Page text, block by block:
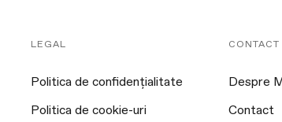
LEGAL
Politica de confidențialitate
Politica de cookie-uri
CONTACT
Despre
Contact